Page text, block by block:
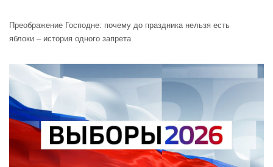
Преображение Господне: почему до праздника нельзя есть
яблоки – история одного запрета